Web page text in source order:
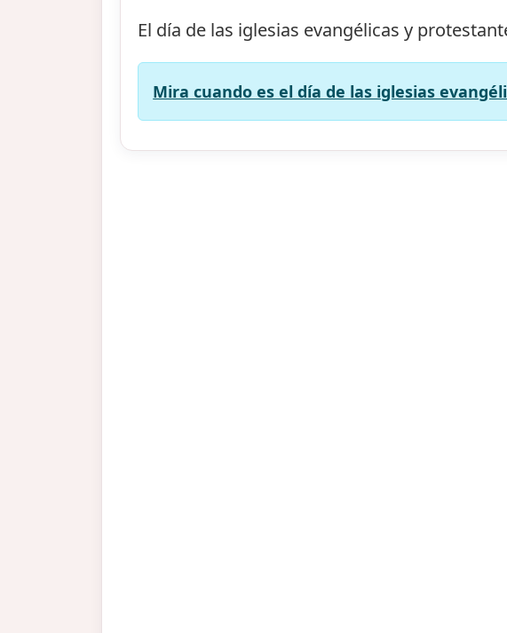
El día de las iglesias evangélicas y
Mira cuando es el día de las iglesias